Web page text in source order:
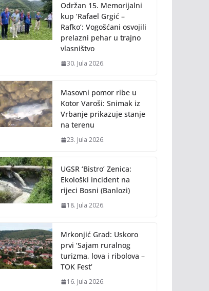
Održan 15. Memorijalni
kup ‘Rafael Grgić –
Rafko’: Vogošćani osvojili
prelazni pehar u trajno
vlasništvo
30. Jula 2026.
Masovni pomor ribe u
Kotor Varoši: Snimak iz
Vrbanje prikazuje stanje
na terenu
23. Jula 2026.
UGSR ‘Bistro’ Zenica:
Ekološki incident na
rijeci Bosni (Banlozi)
18. Jula 2026.
Mrkonjić Grad: Uskoro
prvi ‘Sajam ruralnog
turizma, lova i ribolova –
TOK Fest’
16. Jula 2026.